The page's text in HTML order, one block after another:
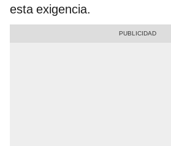
esta exigencia.